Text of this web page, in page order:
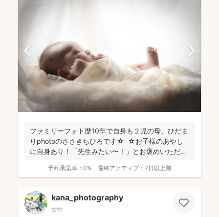
ファミリーフォト歴10年で自身も２児の母、ひだま
りphotoのささきちひろです☆ ☆お子様のあやし
に自身あり！「先生みたい〜！」とお褒めいただく
予約承諾率： 0% 最終アクティブ： 7日以上前
kana_photography
女性